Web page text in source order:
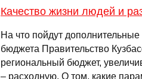
Качество жизни людей и
На что пойдут дополнительные
бюджета Правительство
региональный бюджет,
– расходную. О том, какие